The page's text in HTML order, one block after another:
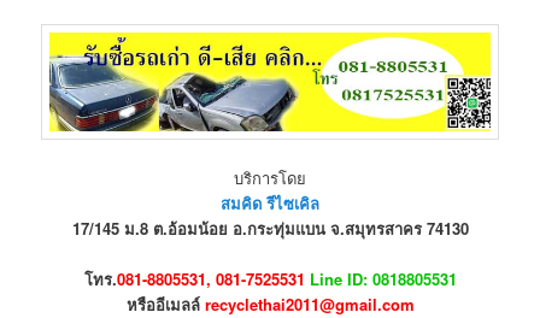
บริการโดย
สมคิด รีไซเคิล
17/145 ม.8 ต.อ้อมน้อย อ.กระทุ่มแบน จ.สมุทรสาคร 74130
โทร.081-8805531, 081-7525531 Line ID: 0818805531
หรืออีเมลล์ recyclethai2011@gmail.com